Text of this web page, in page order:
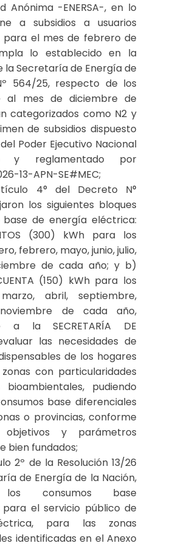
Anónima -ENERSA-, en lo
a subsidios a usuarios
para el mes de febrero de
lo establecido en la
la Secretaría de Energía de
564/25, respecto de los
al mes de diciembre de
categorizados como N2 y
de subsidios dispuesto
Poder Ejecutivo Nacional
y reglamentado por
13-APN-SE#MEC;
4° del Decreto N°
los siguientes bloques
de energía eléctrica:
(300) kWh para los
febrero, mayo, junio, julio,
de cada año; y b)
(150) kWh para los
abril, septiembre,
de cada año,
a la SECRETARÍA DE
las necesidades de
de los hogares
con particularidades
pudiendo
base diferenciales
o provincias, conforme
y parámetros
bien fundados;
2º de la Resolución 13/26
de Energía de la Nación,
los consumos base
para el servicio público de
para las zonas
identificadas en el Anexo